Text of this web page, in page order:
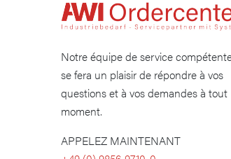
Notre équipe de service
se fera un plaisir de répondre à vos
questions et à vos demandes à tout
moment.
APPELEZ MAINTENANT